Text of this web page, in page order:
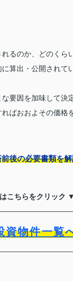
るのか、どのくら
算出・公開されて
要因を加味して決
ばおおよその価格
後の必要書類を
こちらをクリック ▼
資物件一覧